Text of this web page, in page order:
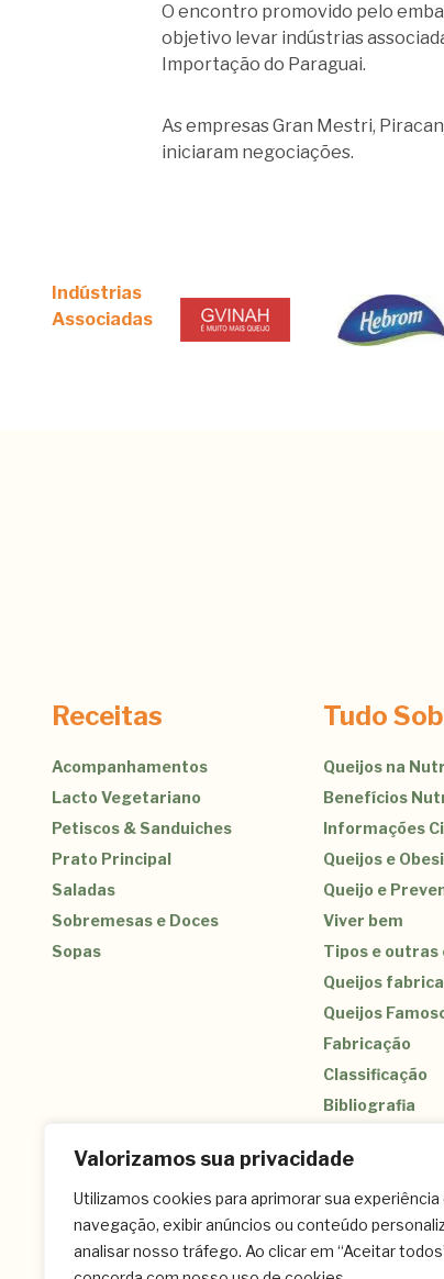
Valorizamos sua privacidade
Utilizamos cookies para aprimorar sua experiência
navegação, exibir anúncios ou conteúdo
analisar nosso tráfego. Ao clicar em “Aceitar
O encontro promovido pelo
objetivo levar indústrias
Importação do Paraguai.
As empresas Gran Mestri,
iniciaram negociações.
Indústrias
Associadas
Receitas
Acompanhamentos
Lacto Vegetariano
Petiscos & Sanduiches
Prato Principal
Saladas
Sobremesas e Doces
Sopas
Tudo
Queijos na
Benefícios
Informações
Queijos e
Queijo e
Viver bem
Tipos e outras
Queijos
Queijos
Fabricação
Classificação
Bibliografia
Contato
(11) 3259-9213 – (11) 3259-8266
Celular: (11) 95823-5681 –